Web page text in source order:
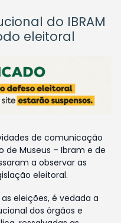
do IBRAM
eleitoral
de comunicação
de Museus – Ibram e de
a observar as
eleitoral.
eleições, é vedada a
dos órgãos e